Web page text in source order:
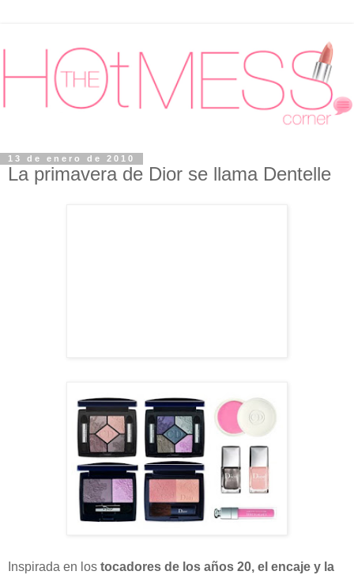
13 de enero de 2010
La primavera de Dior se llama Dentelle
Inspirada en los tocadores de los años 20, el encaje y la